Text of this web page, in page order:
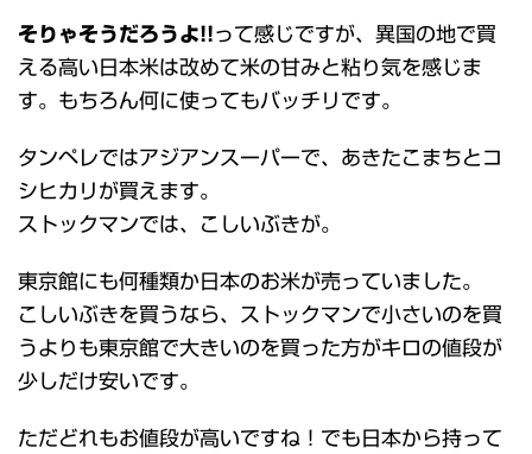
そりゃそうだろうよ!!って感じですが、異国の地で買
える高い日本米は改めて米の甘みと粘り気を感じま
す。もちろん何に使ってもバッチリです。
タンペレではアジアンスーパーで、あきたこまちとコ
シヒカリが買えます。
ストックマンでは、こしいぶきが。
東京館にも何種類か日本のお米が売っていました。
こしいぶきを買うなら、ストックマンで小さいのを買
うよりも東京館で大きいのを買った方がキロの値段が
少しだけ安いです。
ただどれもお値段が高いですね！でも日本から持って